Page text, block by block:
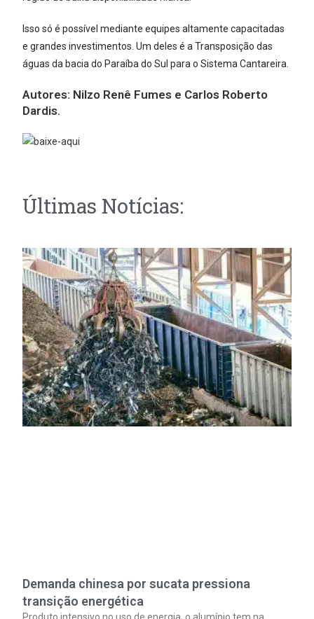
Isso só é possível mediante equipes altamente capacitadas
e grandes investimentos. Um deles é a Transposição das
águas da bacia do Paraíba do Sul para o Sistema Cantareira.
Autores: Nilzo Renê Fumes e Carlos Roberto
Dardis.
Últimas Notícias:
Demanda chinesa por sucata pressiona
transição energética